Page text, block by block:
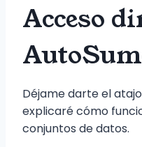
Acceso
Déjame darte el
explicaré cómo
conjuntos de datos.